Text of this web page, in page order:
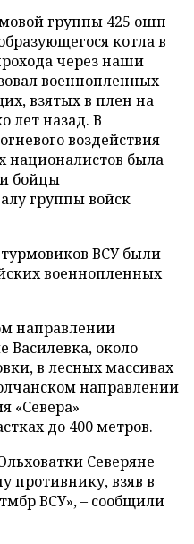
группы 425 ошп
котла в
через наши
военнопленных
взятых в плен на
лет назад. В
воздействия
националистов была
бойцы
группы войск
ВСУ были
военнопленных
направлении
Василевка, около
в лесных массивах
направлении
«Севера»
до 400 метров.
Северяне
противнику, взяв в
ВСУ», – сообщили